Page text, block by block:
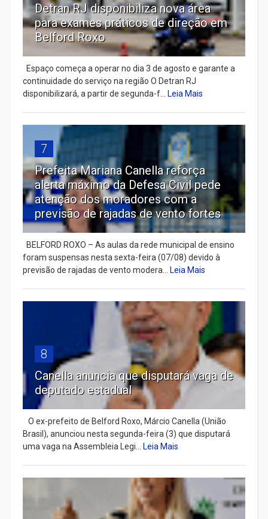
Detran RJ disponibiliza nova área
para exames práticos de direção em
Belford Roxo
Espaço começa a operar no dia 3 de agosto e garante a
continuidade do serviço na região O Detran RJ
disponibilizará, a partir de segunda-f... Leia Mais
7
Prefeita Mariana Canella reforça
alerta máximo da Defesa Civil pede
atenção dos moradores com a
previsão de rajadas de vento fortes
BELFORD ROXO – As aulas da rede municipal de ensino
foram suspensas nesta sexta-feira (07/08) devido à
previsão de rajadas de vento modera... Leia Mais
8
Canella anuncia que disputará vaga de
deputado estadual
​ O ex-prefeito de Belford Roxo, Márcio Canella (União
Brasil), anunciou nesta segunda-feira (3) que disputará
uma vaga na Assembleia Legi... Leia Mais